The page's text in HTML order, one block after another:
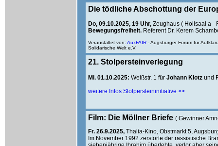
Die tödliche Abschottung der
Do, 09.10.2025, 19 Uhr, Zeughaus ( Hollsaal a -
Bewegungsfreiheit. Referent Dr. Kerem
Veranstaltet von: AuxFAIR - Augsburger Forum für
Solidarische Welt e.V.
21. Stolpersteinverlegung
Mi. 01.10.2025: Weißstr. 1 für Johann Klotz und
weitere Infos Stolpersteininitiative >>
Film: Die Möllner Briefe ( Gewinner
Fr. 26.9.2025, Thalia-Kino, Obstmarkt 5,
Im November 1992 zerstörte der rassistische